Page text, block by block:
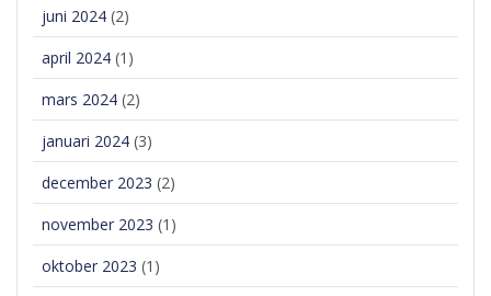
juni 2024 (2)
april 2024 (1)
mars 2024 (2)
januari 2024 (3)
december 2023 (2)
november 2023 (1)
oktober 2023 (1)